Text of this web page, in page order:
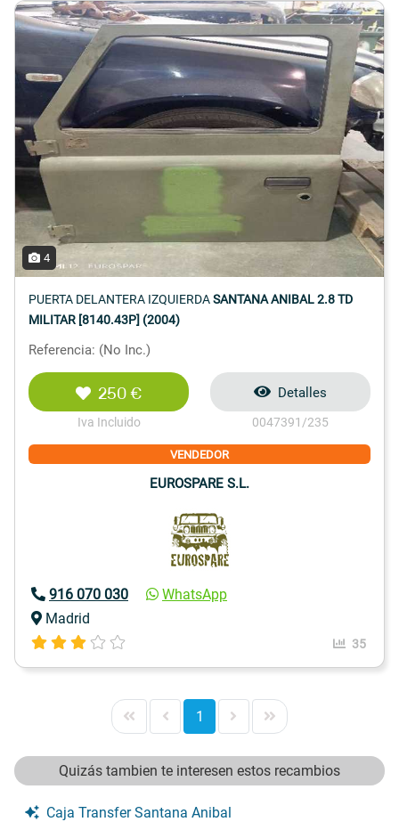
4
PUERTA DELANTERA IZQUIERDASANTANA ANIBAL 2.8 TD
MILITAR [8140.43P] (2004)
Referencia: (No Inc.)
250 €
Iva Incluido
Detalles
0047391/235
VENDEDOR
EUROSPARE S.L.
916 070 030
WhatsApp
Madrid
35
1
Quizás tambien te interesen estos recambios
Caja Transfer Santana Anibal